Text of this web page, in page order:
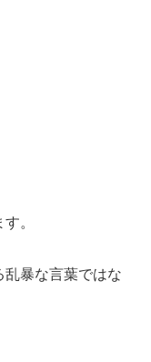
。
暴な言葉ではな